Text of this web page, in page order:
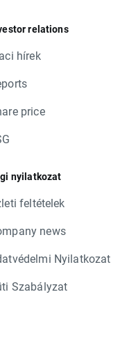
relations
hírek
price
nyilatkozat
feltételek
news
Nyilatkozat
Szabályzat